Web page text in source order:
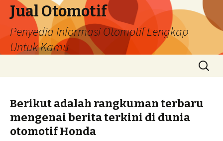
Jual Otomotif
Penyedia Informasi Otomotif Lengkap
Untuk Kamu
Search
for:
Berikut adalah rangkuman terbaru
mengenai berita terkini di dunia
otomotif Honda